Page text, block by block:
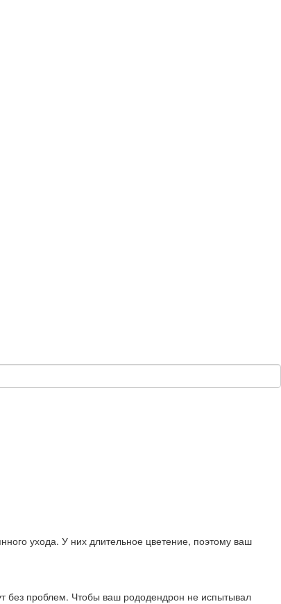
ухода. У них длительное цветение, поэтому ваш
без проблем. Чтобы ваш рододендрон не испытывал